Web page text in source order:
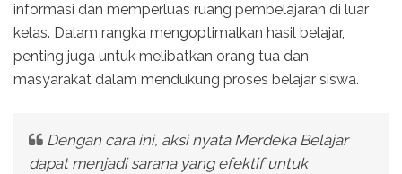
informasi dan memperluas ruang pembelajaran di luar
kelas. Dalam rangka mengoptimalkan hasil belajar,
penting juga untuk melibatkan orang tua dan
masyarakat dalam mendukung proses belajar siswa.
Dengan cara ini, aksi nyata Merdeka Belajar
dapat menjadi sarana yang efektif untuk